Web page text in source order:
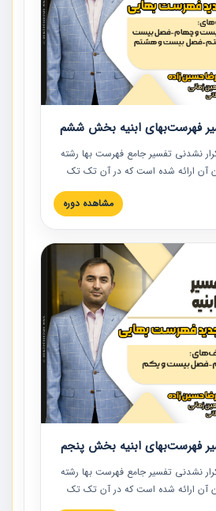
فهرست‌بهای ابنیه بخش ششم
نشدنی تفسیر جامع فهرست بها رشته
آن ارائه شده است که در آن تک تک
بها تفسیر و ارائه شده است. این
بوده و به همراه تصاویر عملیات
مدیر پروژه مهندسی
بها رشته ابنیه ارائه شده و به تمام
صنعت ساخت در حال فعالیت هستند حتما
این دوره استفاده نمایند.
مشاهده دوره
فهرست‌بهای ابنیه بخش پنجم
نشدنی تفسیر جامع فهرست بها رشته
آن ارائه شده است که در آن تک تک
بها تفسیر و ارائه شده است. این